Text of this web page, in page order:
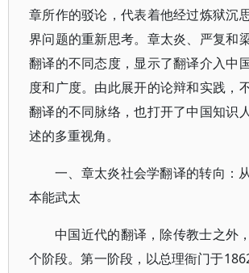
章所作的驳论，代表着他经过炼狱沉
界问题的重新思考。章太炎、严复和
翻译的不同态度，显示了翻译介入中
度和广度。由此展开的论辩和实践，
翻译的不同脉络，也打开了中国知识
述的多重视角。
一、章太炎社会学翻译的转向：
本能武太
中国近代的翻译，除传教士之外
个阶段。第一阶段，以总理衙门于